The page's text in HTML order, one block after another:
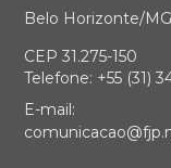
Belo Horizonte/MG
CEP 31.275-150
Telefone: +55 (31)
E-mail: